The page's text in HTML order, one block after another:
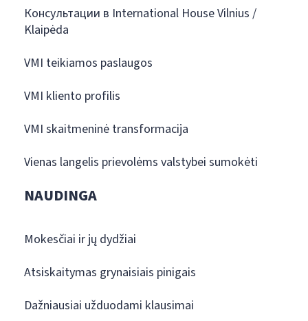
Консультации в International House Vilnius /
Klaipėda
VMI teikiamos paslaugos
VMI kliento profilis
VMI skaitmeninė transformacija
Vienas langelis prievolėms valstybei sumokėti
NAUDINGA
Mokesčiai ir jų dydžiai
Atsiskaitymas grynaisiais pinigais
Dažniausiai užduodami klausimai